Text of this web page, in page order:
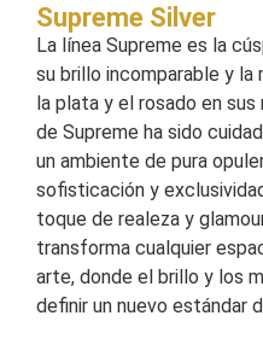
Supreme Silver
La línea Supreme es la
su brillo incomparable y la
la plata y el rosado en
de Supreme ha sido
un ambiente de pura
sofisticación y
toque de realeza y
transforma cualquier
arte, donde el brillo y los
definir un nuevo estándar